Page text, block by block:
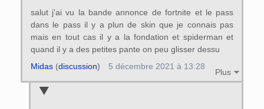
salut j'ai vu la bande annonce de fortnite et le pass
dans le pass il y a plun de skin que je connais pas
mais en tout cas il y a la fondation et spiderman et
quand il y a des petites pante on peu glisser dessu
Plus
Midas(discussion) 5 décembre 2021 à 13:28